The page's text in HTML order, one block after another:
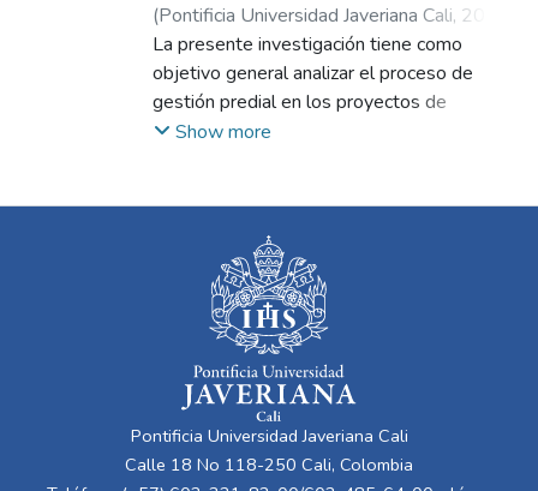
(Pontificia Universidad Javeriana Cali, 2024
Ruano Sánchez, Daniela Fernanda;Ospina
Mena, Jesús Marino
La presente investigación tiene como
objetivo general analizar el proceso de
gestión predial en los proyectos de
infraestructura vial en Colombia,
incluyó una revisión exhaustiva del marco
normativo vigente, estudios de caso de
proyectos emblemáticos como la Ruta del
Sol y los proyectos de Cuarta Generación,
así como el análisis documental de fichas
prediales, diagnósticos socioeconómicos y
ambientales. En efecto, los hallazgos
principales revelaron que la gestión predial
es un proceso complejo y multifacético, que
Show more
Pontificia Universidad Javeriana Cali
Calle 18 No 118-250 Cali, Colombia